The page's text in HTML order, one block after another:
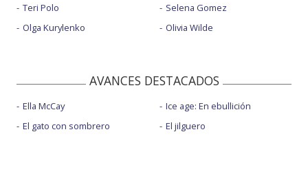
Teri Polo
Olga Kurylenko
Selena Gomez
Olivia Wilde
AVANCES DESTACADOS
Ella McCay
El gato con sombrero
Ice age: En ebullición
El jilguero